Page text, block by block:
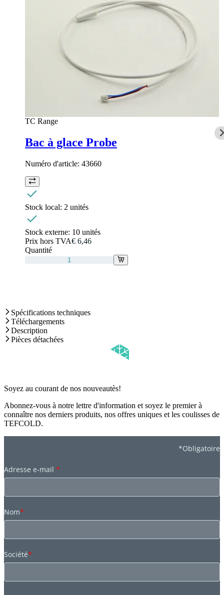
TC Range
Bac à glace Probe
Numéro d'article: 43660
Stock local: 2 unités
Stock externe: 10 unités
Prix hors TVA€ 6,46
Quantité
Spécifications techniques
Téléchargements
Description
Pièces détachées
Soyez au courant de nos nouveautès!
Abonnez-vous à notre lettre d'information et soyez le premier à
connaître nos derniers produits, nos offres uniques et les coulisses de
TEFCOLD.
*Obligatoire
Adresse e-mail *
Nom*
Société*